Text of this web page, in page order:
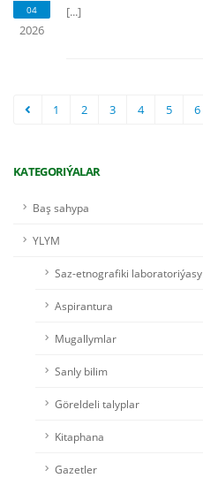
04
2026
[...]
1 2 3 4 5 6
KATEGORIÝALAR
Baş sahypa
YLYM
Saz-etnografiki laboratoriýasy
Aspirantura
Mugallymlar
Sanly bilim
Göreldeli talyplar
Kitaphana
Gazetler